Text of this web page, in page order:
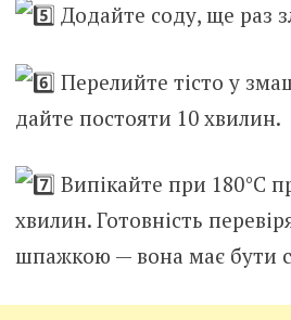
Додайте соду, ще раз
Перелийте тісто у
дайте постояти 10 хвилин.
Випікайте при 180°C
хвилин. Готовність
шпажкою — вона має бути